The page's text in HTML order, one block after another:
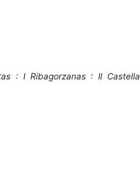
: I Ribagorzanas : II